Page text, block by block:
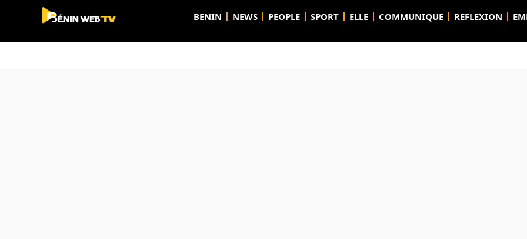
BENIN NEWS PEOPLE SPORT ELLE COMMUNIQUE REFLEXION